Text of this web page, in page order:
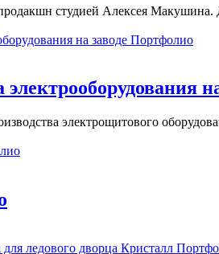
студией Алексея
Портфолио
электрощитового